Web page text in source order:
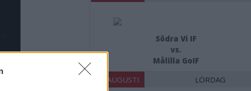
Södra Vi IF
vs.
Målilla GoIF
15 AUGUSTI LÖRDAG